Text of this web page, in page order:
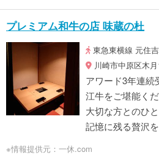
プレミアム和牛の店 味蔵の杜
東急東横線 元住
川崎市中原区木
アワード3年連続
江牛をご堪能く
大切な方とのひ
記憶に残る贅沢を
※情報提供元：一休.com